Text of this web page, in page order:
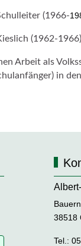
(1966-
(1962-
Arbeit als
in
38518
Tel.: